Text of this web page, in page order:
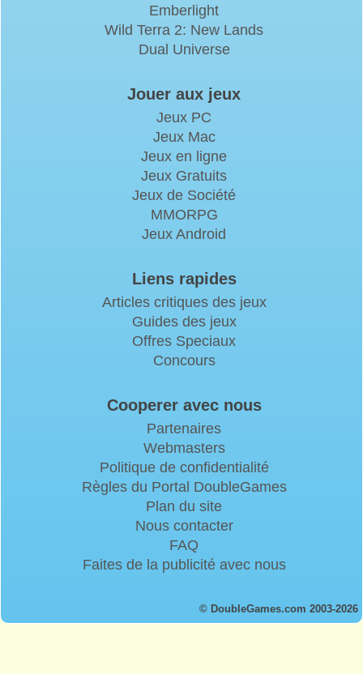
Emberlight
Wild Terra 2: New Lands
Dual Universe
Jouer aux jeux
Jeux PC
Jeux Mac
Jeux en ligne
Jeux Gratuits
Jeux de Société
MMORPG
Jeux Android
Liens rapides
Articles critiques des jeux
Guides des jeux
Offres Speciaux
Concours
Cooperer avec nous
Partenaires
Webmasters
Politique de confidentialité
Règles du Portal DoubleGames
Plan du site
Nous contacter
FAQ
Faites de la publicité avec nous
© DoubleGames.com 2003-2026